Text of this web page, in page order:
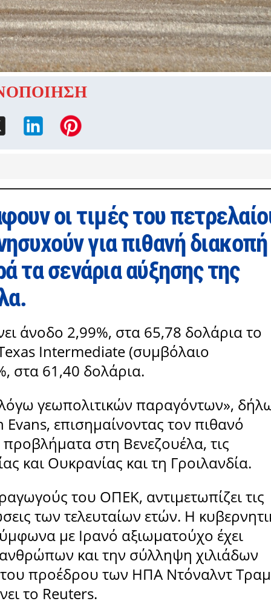
οι τιμές του
για πιθανή διακοπή
τα σενάρια αύξησης της
άνοδο 2,99%, στα 65,78 δολάρια το
Intermediate (συμβόλαιο
στα 61,40 δολάρια.
γεωπολιτικών παραγόντων»,
επισημαίνοντας τον πιθανό
στη Βενεζουέλα, τις
και Ουκρανίας και τη Γροιλανδία.
του ΟΠΕΚ, αντιμετωπίζει τις
των τελευταίων ετών. Η
με Ιρανό αξιωματούχο έχει
και την σύλληψη χιλιάδων
προέδρου των ΗΠΑ Ντόναλντ
το Reuters.